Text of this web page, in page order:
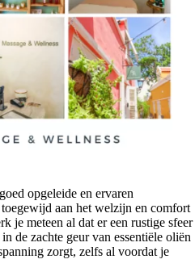
opgeleide en ervaren
aan het welzijn en comfort
je meteen al dat er een rustige sfeer
de zachte geur van essentiële oliën
zorgt, zelfs al voordat je